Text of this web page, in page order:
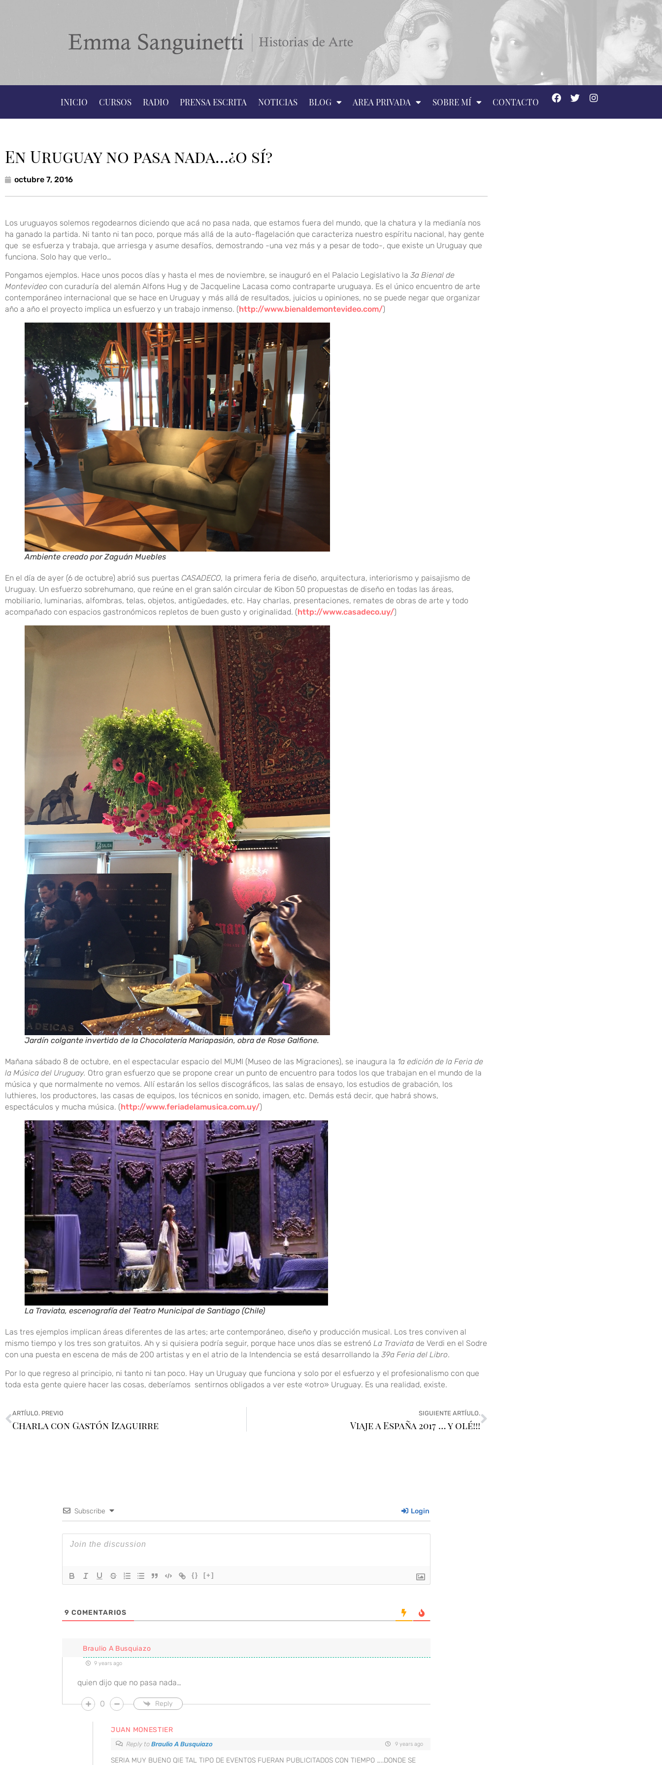
INICIO CURSOS RADIO PRENSA ESCRITA NOTICIAS BLOG AREA PRIVADA SOBRE MÍ CONTACTO
En Uruguay no pasa nada…¿o sí?
octubre 7, 2016
Los uruguayos solemos regodearnos diciendo que acá no pasa nada, que estamos fuera del mundo, que la chatura y la medianía nos
ha ganado la partida. Ni tanto ni tan poco, porque más allá de la auto-flagelación que caracteriza nuestro espíritu nacional, hay gente
que se esfuerza y trabaja, que arriesga y asume desafíos, demostrando -una vez más y a pesar de todo-, que existe un Uruguay que
funciona. Solo hay que verlo…
Pongamos ejemplos. Hace unos pocos días y hasta el mes de noviembre, se inauguró en el Palacio Legislativo la 3a Bienal de
Montevideo con curaduría del alemán Alfons Hug y de Jacqueline Lacasa como contraparte uruguaya. Es el único encuentro de arte
contemporáneo internacional que se hace en Uruguay y más allá de resultados, juicios u opiniones, no se puede negar que organizar
año a año el proyecto implica un esfuerzo y un trabajo inmenso. (http://www.bienaldemontevideo.com/)
Ambiente creado por Zaguán Muebles
En el día de ayer (6 de octubre) abrió sus puertas CASADECO, la primera feria de diseño, arquitectura, interiorismo y paisajismo de
Uruguay. Un esfuerzo sobrehumano, que reúne en el gran salón circular de Kibon 50 propuestas de diseño en todas las áreas,
mobiliario, luminarias, alfombras, telas, objetos, antigüedades, etc. Hay charlas, presentaciones, remates de obras de arte y todo
acompañado con espacios gastronómicos repletos de buen gusto y originalidad. (http://www.casadeco.uy/)
Jardín colgante invertido de la Chocolatería Mariapasión, obra de Rose Galfione.
Mañana sábado 8 de octubre, en el espectacular espacio del MUMI (Museo de las Migraciones), se inaugura la 1a edición de la Feria de
la Música del Uruguay. Otro gran esfuerzo que se propone crear un punto de encuentro para todos los que trabajan en el mundo de la
música y que normalmente no vemos. Allí estarán los sellos discográficos, las salas de ensayo, los estudios de grabación, los
luthieres, los productores, las casas de equipos, los técnicos en sonido, imagen, etc. Demás está decir, que habrá shows,
espectáculos y mucha música. (http://www.feriadelamusica.com.uy/)
La Traviata, escenografía del Teatro Municipal de Santiago (Chile)
Las tres ejemplos implican áreas diferentes de las artes; arte contemporáneo, diseño y producción musical. Los tres conviven al
mismo tiempo y los tres son gratuitos. Ah y si quisiera podría seguir, porque hace unos días se estrenó La Traviata de Verdi en el Sodre
con una puesta en escena de más de 200 artistas y en el atrio de la Intendencia se está desarrollando la 39a Feria del Libro.
Por lo que regreso al principio, ni tanto ni tan poco. Hay un Uruguay que funciona y solo por el esfuerzo y el profesionalismo con que
toda esta gente quiere hacer las cosas, deberíamos sentirnos obligados a ver este «otro» Uruguay. Es una realidad, existe.
ARTÍULO. PREVIO
Charla con Gastón Izaguirre
SIGUIENTE ARTÍULO.
Viaje a España 2017 … y olé!!!
Subscribe Login
{} [+]
9 COMENTARIOS
Braulio A Busquiazo
9 years ago
quien dijo que no pasa nada…
0 Reply
JUAN MONESTIER
Reply to Braulio A Busquiazo 9 years ago
SERIA MUY BUENO QIE TAL TIPO DE EVENTOS FUERAN PUBLICITADOS CON TIEMPO …..DONDE SE